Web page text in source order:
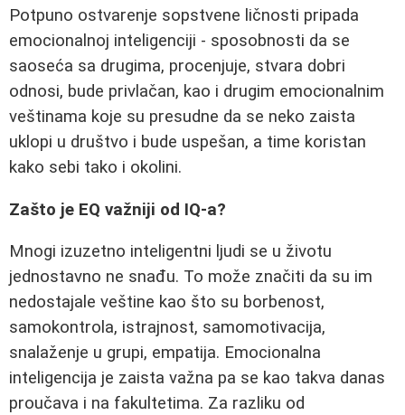
Potpuno ostvarenje sopstvene ličnosti pripada
emocionalnoj inteligenciji - sposobnosti da se
saoseća sa drugima, procenjuje, stvara dobri
odnosi, bude privlačan, kao i drugim emocionalnim
veštinama koje su presudne da se neko zaista
uklopi u društvo i bude uspešan, a time koristan
kako sebi tako i okolini.
Zašto je EQ važniji od IQ-a?
Mnogi izuzetno inteligentni ljudi se u životu
jednostavno ne snađu. To može značiti da su im
nedostajale veštine kao što su borbenost,
samokontrola, istrajnost, samomotivacija,
snalaženje u grupi, empatija. Emocionalna
inteligencija je zaista važna pa se kao takva danas
proučava i na fakultetima. Za razliku od